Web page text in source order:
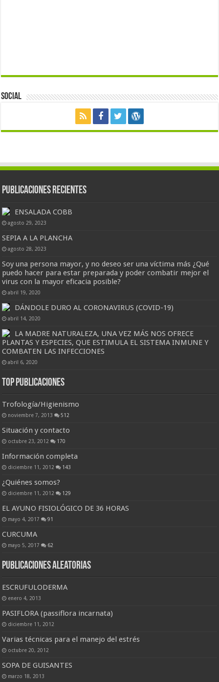
Social
Publicaciones Recientes
ENSALADA COBB
agosto 29, 2023
SEPIA A LA PLANCHA
agosto 28, 2023
Soy una persona mayor, y no deseo ser una víctima más ¿Qué
puedo hacer para estar preparada y poder combatir mejor el
virus con la mayor eficacia posible?
abril 19, 2020
DÁNDOLE DURO AL CORONAVIRUS (COVID-19)
abril 14, 2020
LA MADRE NATURALEZA, UNA VEZ MÁS NOS OFRECE
PLANTAS Y ESPECIES, QUE ESTIMULA EL SISTEMA INMUNE Y
COMBATEN LAS INFECCIONES
abril 6, 2020
Top Publicaciones
Trofología/Higienismo
noviembre 7, 2013 512
Situación y contacto
octubre 23, 2012 170
Información completa
diciembre 11, 2012 143
¿Quiénes somos?
diciembre 11, 2012 129
EL AYUNO FISIOLÓGICO DE 36 HORAS
mayo 4, 2017 91
CURCUMA
mayo 5, 2017 62
Publicaciones Aleatorias
ESCRUFULODERMA
enero 4, 2013
PASIFLORA (passiflora incarnata)
diciembre 11, 2012
Varias técnicas para el manejo del estrés
octubre 20, 2012
SOPA DE GUISANTES
marzo 18, 2013